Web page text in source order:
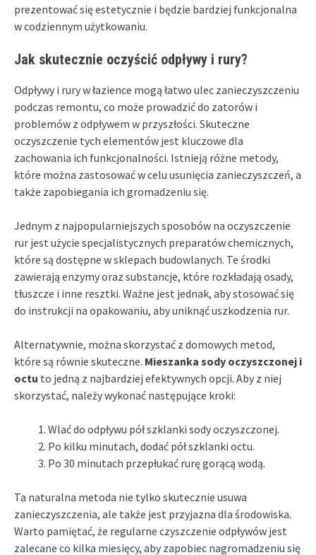
prezentować się estetycznie i będzie bardziej funkcjonalna
w codziennym użytkowaniu.
Jak skutecznie oczyścić odpływy i rury?
Odpływy i rury w łazience mogą łatwo ulec zanieczyszczeniu
podczas remontu, co może prowadzić do zatorów i
problemów z odpływem w przyszłości. Skuteczne
oczyszczenie tych elementów jest kluczowe dla
zachowania ich funkcjonalności. Istnieją różne metody,
które można zastosować w celu usunięcia zanieczyszczeń, a
także zapobiegania ich gromadzeniu się.
Jednym z najpopularniejszych sposobów na oczyszczenie
rur jest użycie specjalistycznych preparatów chemicznych,
które są dostępne w sklepach budowlanych. Te środki
zawierają enzymy oraz substancje, które rozkładają osady,
tłuszcze i inne resztki. Ważne jest jednak, aby stosować się
do instrukcji na opakowaniu, aby uniknąć uszkodzenia rur.
Alternatywnie, można skorzystać z domowych metod,
które są równie skuteczne. Mieszanka sody oczyszczonej i
octu to jedną z najbardziej efektywnych opcji. Aby z niej
skorzystać, należy wykonać następujące kroki:
Wlać do odpływu pół szklanki sody oczyszczonej.
Po kilku minutach, dodać pół szklanki octu.
Po 30 minutach przepłukać rurę gorącą wodą.
Ta naturalna metoda nie tylko skutecznie usuwa
zanieczyszczenia, ale także jest przyjazna dla środowiska.
Warto pamiętać, że regularne czyszczenie odpływów jest
zalecane co kilka miesięcy, aby zapobiec nagromadzeniu się